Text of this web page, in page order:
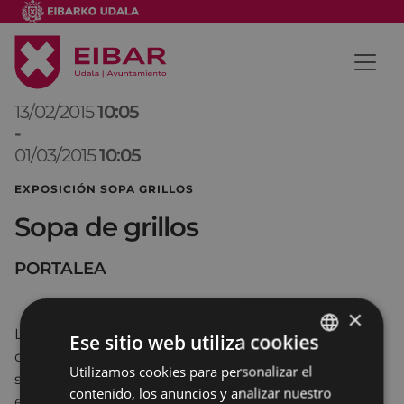
13/02/201510:05
-
01/03/201510:05
EXPOSICIÓN SOPA GRILLOS
Sopa de grillos
PORTALEA
La concepción popular relega el arte a una
categoría de entretenimiento y la importancia de
su producto a la de objeto decorativo. Regida por
BASQUE
SPANISH
×
Ese sitio web utiliza cookies
Utilizamos cookies para personalizar el
contenido, los anuncios y analizar nuestro